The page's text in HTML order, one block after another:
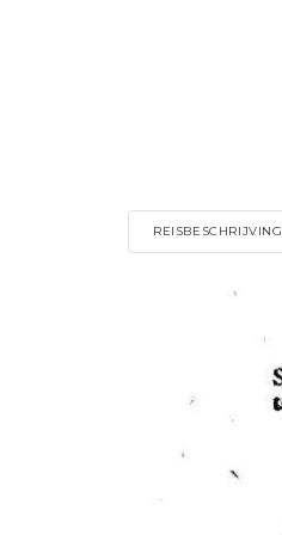
REISBESCHRIJVING